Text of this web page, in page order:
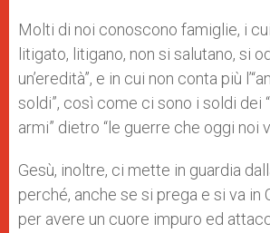
Molti di noi conoscono famiglie, i
litigato, litigano, non si salutano, si
un’eredità”, e in cui non conta più
soldi”, così come ci sono i soldi dei
armi” dietro “le guerre che oggi noi
Gesù, inoltre, ci mette in guardia
perché, anche se si prega e si va in
per avere un cuore impuro ed